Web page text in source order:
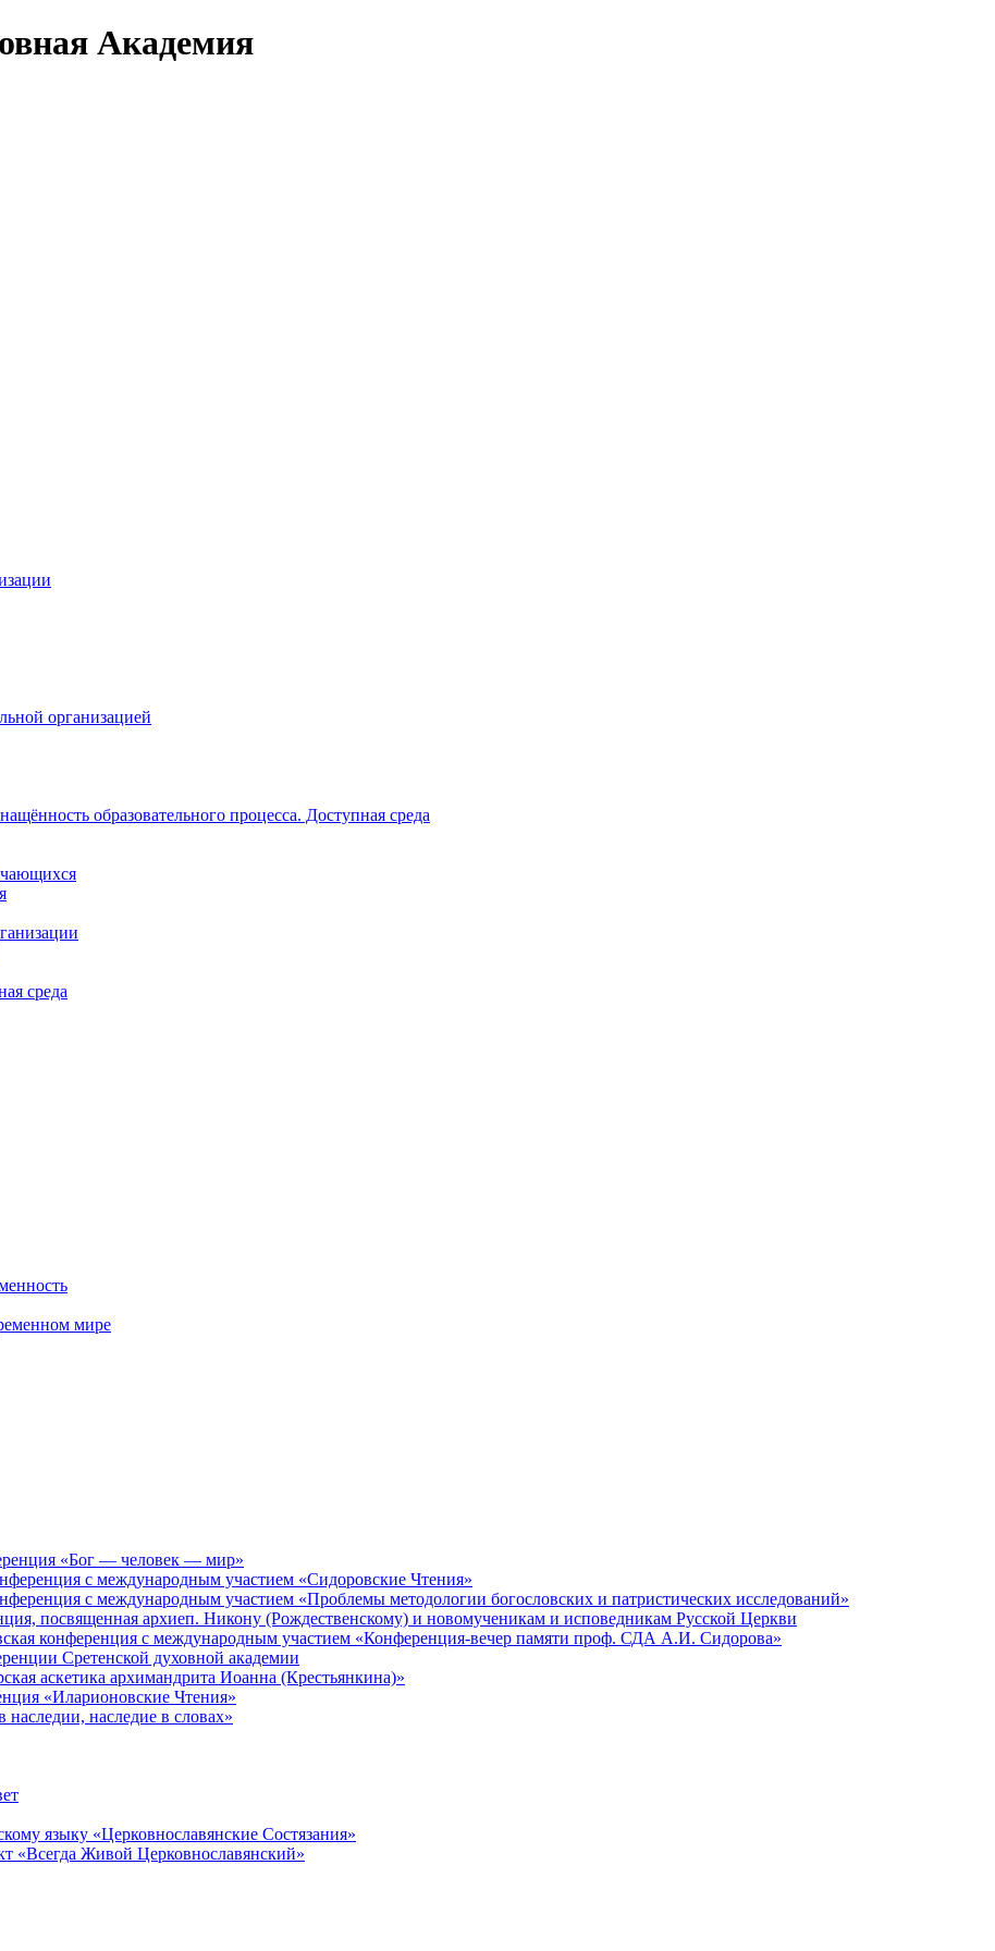
Академия
организацией
образовательного процесса. Доступная среда
среда
мире
«Бог — человек — мир»
с международным участием «Сидоровские Чтения»
с международным участием «Проблемы методологии богословских и патристических исследований»
посвященная архиеп. Никону (Рождественскому) и новомученикам и исповедникам Русской Церкви
конференция с международным участием «Конференция-вечер памяти проф. СДА А.И. Сидорова»
Сретенской духовной академии
аскетика архимандрита Иоанна (Крестьянкина)»
«Иларионовские Чтения»
наследие в словах»
языку «Церковнославянские Состязания»
«Всегда Живой Церковнославянский»